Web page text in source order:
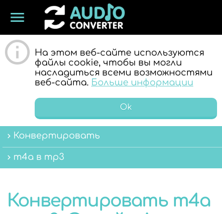
menu
ОНЛАЙН
АУДИО
На этом веб-сайте используются
файлы cookie, чтобы вы могли
насладиться всеми возможностями
веб-сайта. Больше информации
Ok
Конвертировать
m4a в mp3
Конвертировать m4a